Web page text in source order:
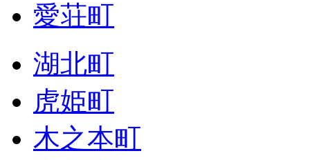
愛荘町
湖北町
虎姫町
木之本町